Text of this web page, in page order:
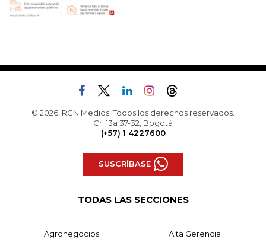
© 2026, RCN Medios. Todos los derechos reservados.
Cr. 13a 37-32, Bogotá
(+57) 1 4227600
SUSCRÍBASE
TODAS LAS SECCIONES
Agronegocios Alta Gerencia